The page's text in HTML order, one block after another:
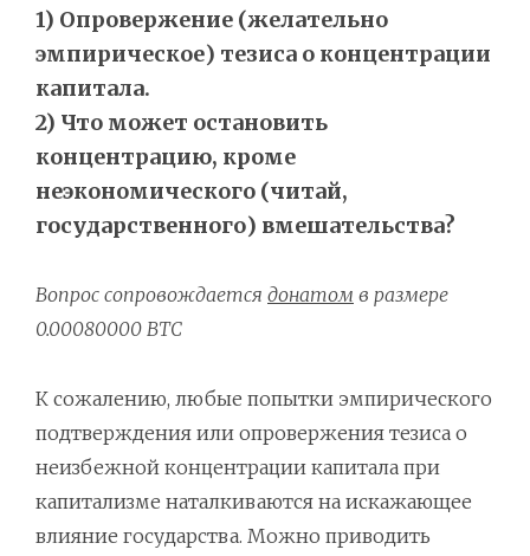
1) Опровержение (желательно
эмпирическое) тезиса о концентрации
капитала.
2) Что может остановить
концентрацию, кроме
неэкономического (читай,
государственного) вмешательства?
Вопрос сопровождается донатом в размере
0.00080000 BTC
К сожалению, любые попытки эмпирического
подтверждения или опровержения тезиса о
неизбежной концентрации капитала при
капитализме наталкиваются на искажающее
влияние государства. Можно приводить